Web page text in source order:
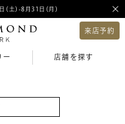
(土)-8月31日(月)
来店予約
ー 店舗を探す